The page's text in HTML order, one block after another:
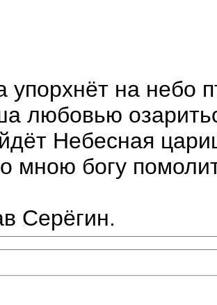
упорхнёт на небо
любовью
Небесная
мною богу
Серёгин.